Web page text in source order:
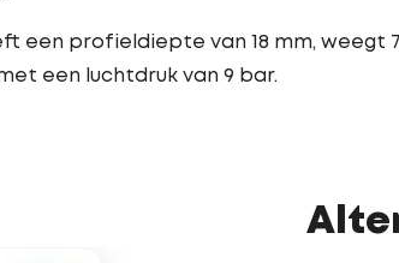
een profieldiepte van 18 mm, weegt
een luchtdruk van 9 bar.